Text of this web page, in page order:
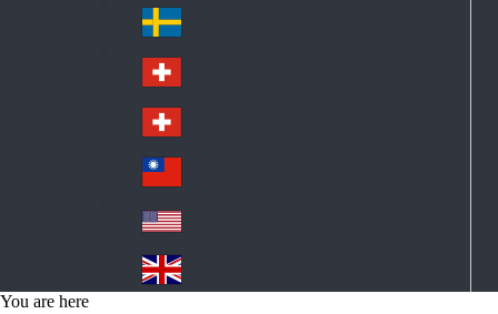
ric
a
ain
Sw
ed
en
Sw
itz
erl
an
d
Sw
itz
erl
an
d
wa
n
A
Un
You are here